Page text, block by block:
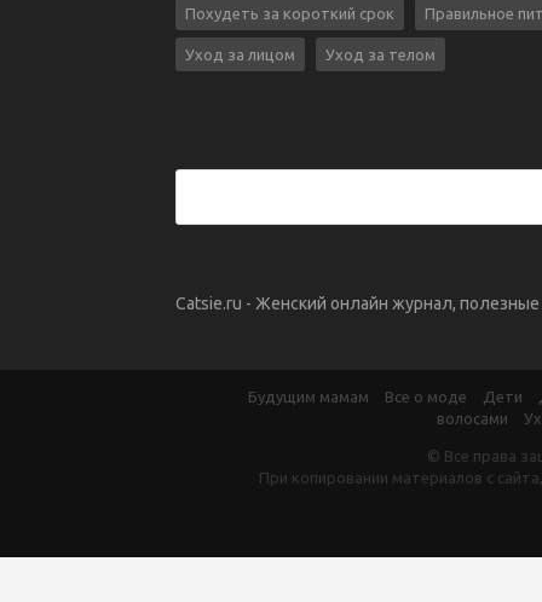
Похудеть за короткий срок Правильное
Уход за лицом Уход за телом
Catsie.ru - Женский онлайн журнал,
Будущим мамам Все о моде Дети
волосами
© Все права
При копировании материалов с